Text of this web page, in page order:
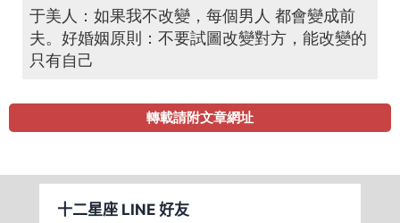
于美人：如果我不改變，每個男人 都會變成前
夫。好婚姻原則：不要試圖改變對方，能改變的
只有自己
轉載請附文章網址